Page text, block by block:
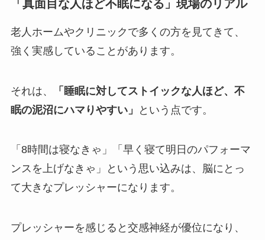
「真面目な人ほど不眠になる」現場のリアル
老人ホームやクリニックで多くの方を見てきて、
強く実感していることがあります。
それは、
「睡眠に対してストイックな人ほど、不
眠の泥沼にハマりやすい」
という点です。
「8時間は寝なきゃ」「早く寝て明日のパフォーマ
ンスを上げなきゃ」という思い込みは、脳にとっ
て大きなプレッシャーになります。
プレッシャーを感じると交感神経が優位になり、